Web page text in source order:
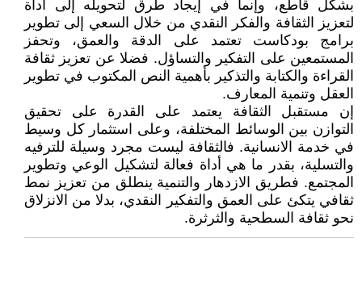
بشكل قاطع، وإنما في إيجاد طرق لتحويله إلى أداة
لتعزيز الثقافة والفكر النقدي من خلال السعي إلى تطوير
برامج بودكاست تعتمد على الدقة والعمق، وتحفز
المستمعين على التفكير والتساؤل. فضلا عن تعزيز ثقافة
القراءة والكتابة والتذكير بأهمية النص المكتوب في تطوير
العقل وتنمية المعارف.
إن مستقبل الثقافة يعتمد على القدرة على تحقيق
التوازن بين الوسائط المختلفة، وعلى استثمار كل وسيط
في خدمة الانسانية. فالثقافة ليست مجرد وسيلة للترفيه
والتسلية، بقدر ما هي أداة فعالة لتشكيل الوعي وتطوير
المجتمع. فطريق الازدهار والتنمية ينطلق من تعزيز نمط
ثقافي يتكئ على العمق والتفكير النقدي، بدلا من الانزلاق
نحو ثقافة السطحية والثرثرة.